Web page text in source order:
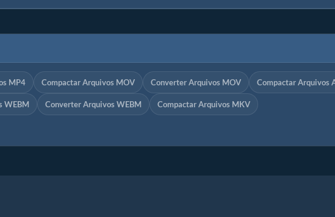
MP4 Compactar Arquivos MOV Converter Arquivos MOV Compactar Arquivos
WEBM Converter Arquivos WEBM Compactar Arquivos MKV